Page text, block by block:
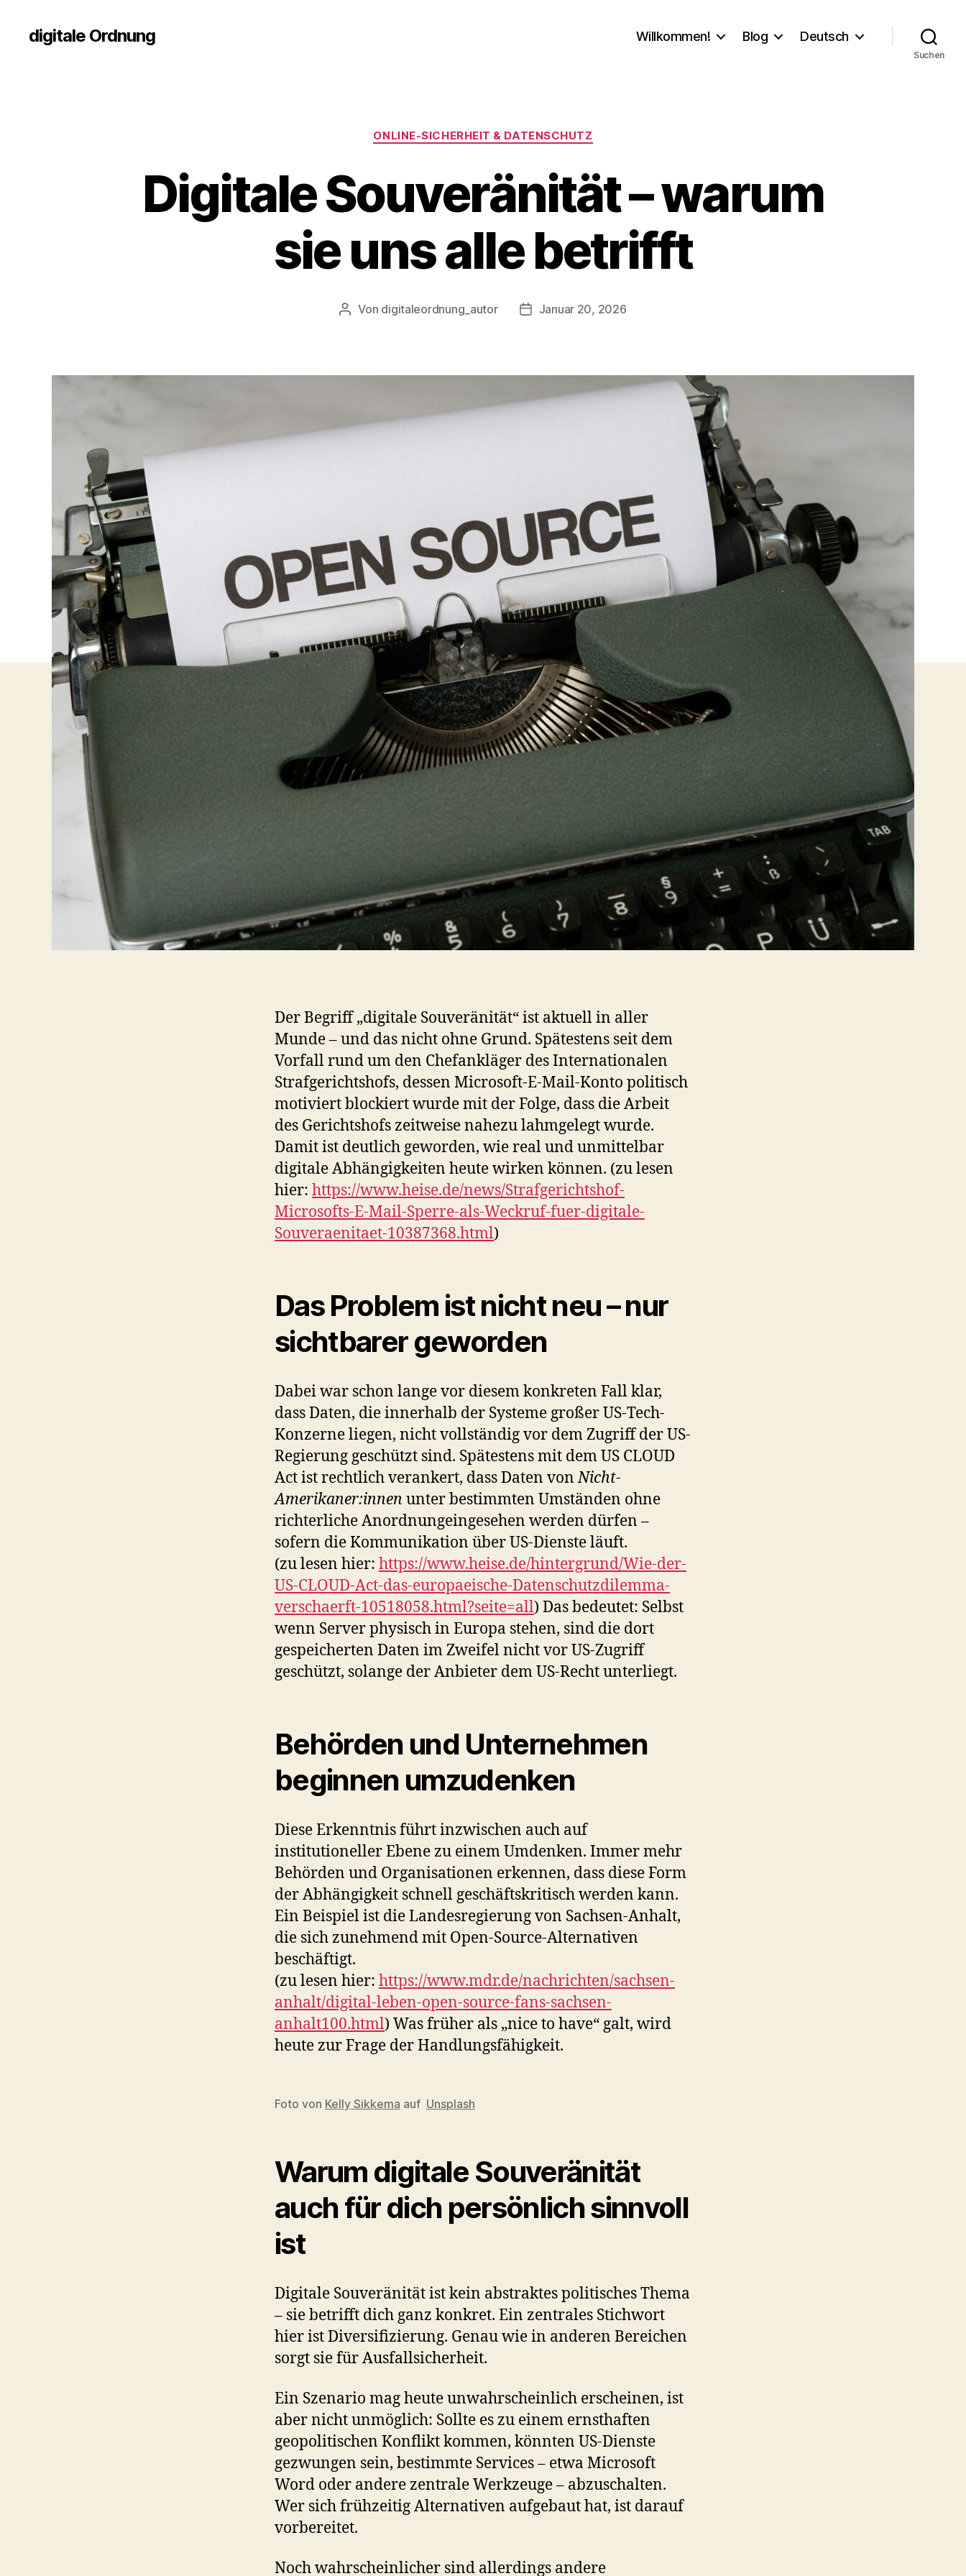
digitale Ordnung Willkommen! Blog Deutsch
Suchen
Kategorien
ONLINE‑SICHERHEIT & DATENSCHUTZ
Digitale Souveränität – warum
sie uns alle betrifft
Beitragsautor
Von digitaleordnung_autor Veröffentlichungsdatum
Januar 20, 2026
Der Begriff „digitale Souveränität“ ist aktuell in aller
Munde – und das nicht ohne Grund. Spätestens seit dem
Vorfall rund um den Chefankläger des Internationalen
Strafgerichtshofs, dessen Microsoft-E-Mail-Konto politisch
motiviert blockiert wurde mit der Folge, dass die Arbeit
des Gerichtshofs zeitweise nahezu lahmgelegt wurde.
Damit ist deutlich geworden, wie real und unmittelbar
digitale Abhängigkeiten heute wirken können. (zu lesen
hier: https://www.heise.de/news/Strafgerichtshof-
Microsofts-E-Mail-Sperre-als-Weckruf-fuer-digitale-
Souveraenitaet-10387368.html)
Das Problem ist nicht neu – nur
sichtbarer geworden
Dabei war schon lange vor diesem konkreten Fall klar,
dass Daten, die innerhalb der Systeme großer US-Tech-
Konzerne liegen, nicht vollständig vor dem Zugriff der US-
Regierung geschützt sind. Spätestens mit dem US CLOUD
Act ist rechtlich verankert, dass Daten vonNicht-
Amerikaner:innen unter bestimmten Umständen ohne
richterliche Anordnungeingesehen werden dürfen –
sofern die Kommunikation über US-Dienste läuft.
(zu lesen hier: https://www.heise.de/hintergrund/Wie-der-
US-CLOUD-Act-das-europaeische-Datenschutzdilemma-
verschaerft-10518058.html?seite=all) Das bedeutet: Selbst
wenn Server physisch in Europa stehen, sind die dort
gespeicherten Daten im Zweifel nicht vor US-Zugriff
geschützt, solange der Anbieter dem US-Recht unterliegt.
Behörden und Unternehmen
beginnen umzudenken
Diese Erkenntnis führt inzwischen auch auf
institutioneller Ebene zu einem Umdenken. Immer mehr
Behörden und Organisationen erkennen, dass diese Form
der Abhängigkeit schnell geschäftskritisch werden kann.
Ein Beispiel ist die Landesregierung von Sachsen-Anhalt,
die sich zunehmend mit Open-Source-Alternativen
beschäftigt.
(zu lesen hier: https://www.mdr.de/nachrichten/sachsen-
anhalt/digital-leben-open-source-fans-sachsen-
anhalt100.html) Was früher als „nice to have“ galt, wird
heute zur Frage der Handlungsfähigkeit.
Foto von Kelly Sikkema auf Unsplash
Warum digitale Souveränität
auch für dich persönlich sinnvoll
ist
Digitale Souveränität ist kein abstraktes politisches Thema
– sie betrifft dich ganz konkret. Ein zentrales Stichwort
hier ist Diversifizierung. Genau wie in anderen Bereichen
sorgt sie für Ausfallsicherheit.
Ein Szenario mag heute unwahrscheinlich erscheinen, ist
aber nicht unmöglich: Sollte es zu einem ernsthaften
geopolitischen Konflikt kommen, könnten US-Dienste
gezwungen sein, bestimmte Services – etwa Microsoft
Word oder andere zentrale Werkzeuge – abzuschalten.
Wer sich frühzeitig Alternativen aufgebaut hat, ist darauf
vorbereitet.
Noch wahrscheinlicher sind allerdings andere